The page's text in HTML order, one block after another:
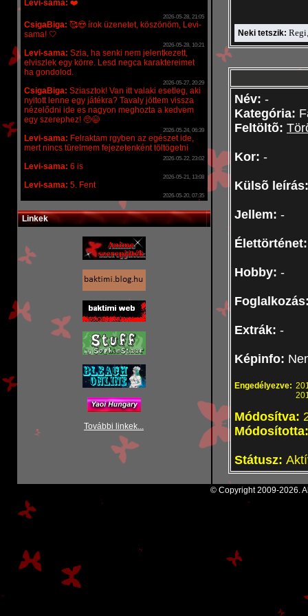
Linkek
További linkek...
Neki tetszik: Regi
Név: -
Kategória:
Feltöltõ:
Kor: -
Külsõ
Jellem: -
Hobby: -
Extrák: -
Képinfo:
Engedélyezve:
Módosítva:
Státusz:
© Copyright 2009-2026.